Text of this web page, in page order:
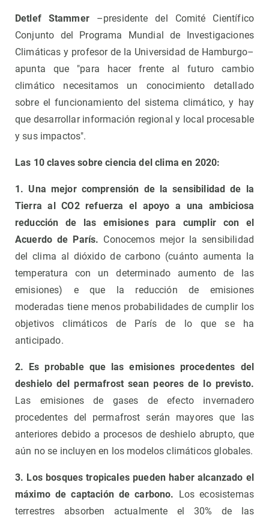
Detlef Stammer –presidente del Comité Científico
Conjunto del Programa Mundial de Investigaciones
Climáticas y profesor de la Universidad de Hamburgo–
apunta que "para hacer frente al futuro cambio
climático necesitamos un conocimiento detallado
sobre el funcionamiento del sistema climático, y hay
que desarrollar información regional y local procesable
y sus impactos".
Las 10 claves sobre ciencia del clima en 2020:
1. Una mejor comprensión de la sensibilidad de la
Tierra al CO2 refuerza el apoyo a una ambiciosa
reducción de las emisiones para cumplir con el
Acuerdo de París. Conocemos mejor la sensibilidad
del clima al dióxido de carbono (cuánto aumenta la
temperatura con un determinado aumento de las
emisiones) e que la reducción de emisiones
moderadas tiene menos probabilidades de cumplir los
objetivos climáticos de París de lo que se ha
anticipado.
2. Es probable que las emisiones procedentes del
deshielo del permafrost sean peores de lo previsto.
Las emisiones de gases de efecto invernadero
procedentes del permafrost serán mayores que las
anteriores debido a procesos de deshielo abrupto, que
aún no se incluyen en los modelos climáticos globales.
3. Los bosques tropicales pueden haber alcanzado el
máximo de captación de carbono. Los ecosistemas
terrestres absorben actualmente el 30% de las